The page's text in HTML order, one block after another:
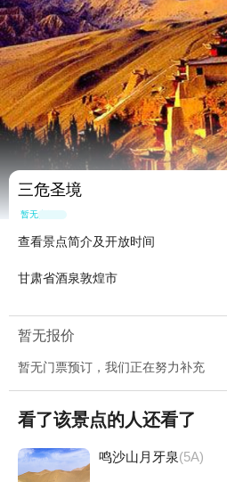
三危圣境
暂无点评
查看景点简介及开放时间
甘肃省酒泉敦煌市
暂无报价
暂无门票预订，我们正在努力补充
看了该景点的人还看了
鸣沙山月牙泉(5A)
